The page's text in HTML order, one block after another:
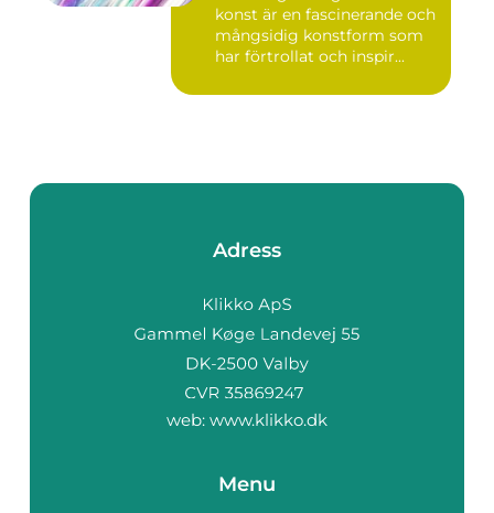
konst är en fascinerande och
mångsidig konstform som
har förtrollat och inspir...
Adress
web: www.klikko.dk
Menu